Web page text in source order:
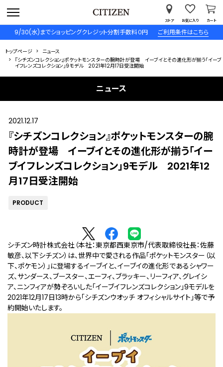
9/30(水)までショッピングクレジット分割手数料０円 ご利用条件はこちら
ストア お気に入り カート
トップページ
ニュース
『シチズンコレクション』ポケットモンスターの腕時計が登場 イーブイとその進化形が揃う「イーブ
イフレンズコレクション」9モデル 2021年12月17日受注開始
ニュース
2021.12.17
『シチズンコレクション』ポケットモンスターの腕
時計が登場 イーブイとその進化形が揃う「イー
ブイフレンズコレクション」9モデル 2021年12
月17日受注開始
PRODUCT
シチズン時計株式会社（本社：東京都西東京市/代表取締役社長：佐藤
敏彦、以下シチズン）は、世界中で愛される作品「ポケットモンスター（以
下、ポケモン）」に登場するイーブイと、イーブイの進化形であるシャワー
ズ、サンダース、ブースター、エーフィ、ブラッキー、リーフィア、グレイシ
ア、ニンフィアが勢ぞろいした「イーブイフレンズコレクション」9モデルを
2021年12月17日13時から「シチズンウオッチ オフィシャルサイト」等で予
約開始いたします。